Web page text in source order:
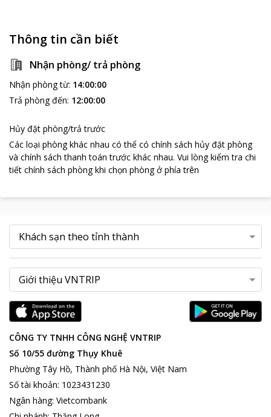
Thông tin cần biết
Nhận phòng/ trả phòng
Nhận phòng từ: 14:00:00
Trả phòng đến: 12:00:00
Hủy đặt phòng/trả trước
Các loại phòng khác nhau có thể có chính sách hủy đặt phòng
và chính sách thanh toán trước khác nhau. Vui lòng kiểm tra chi
tiết chính sách phòng khi chọn phòng ở phía trên
CÔNG TY TNHH CÔNG NGHỆ VNTRIP
Số 10/55 đường Thụy Khuê
Phường Tây Hồ, Thành phố Hà Nội, Việt Nam
Số tài khoản: 1023431230
Ngân hàng: Vietcombank